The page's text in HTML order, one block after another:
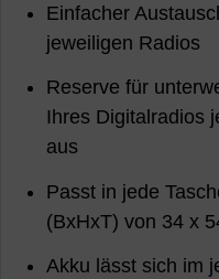
Einfacher
jeweiligen Radios
Reserve für
Ihres Digitalradios
aus
Passt in jede
(BxHxT) von 34 x
Akku lässt sich im